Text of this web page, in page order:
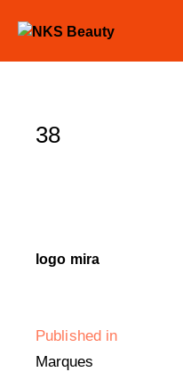
38
logo mira
Published in
Marques